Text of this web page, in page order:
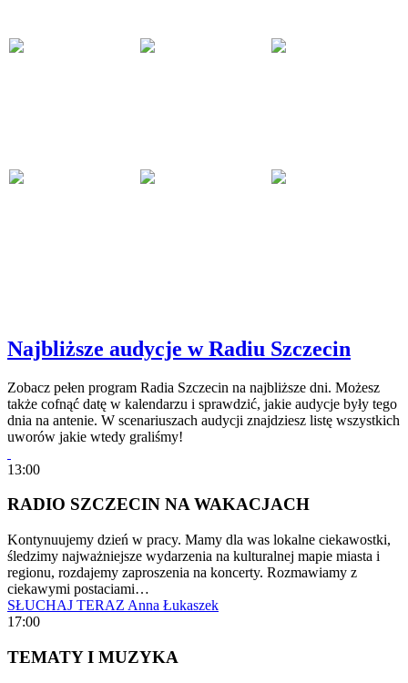
Najbliższe audycje w Radiu Szczecin
Zobacz pełen program Radia Szczecin na najbliższe dni. Możesz
także cofnąć datę w kalendarzu i sprawdzić, jakie audycje były tego
dnia na antenie. W scenariuszach audycji znajdziesz listę wszystkich
uworów jakie wtedy graliśmy!
13:00
RADIO SZCZECIN NA WAKACJACH
Kontynuujemy dzień w pracy. Mamy dla was lokalne ciekawostki,
śledzimy najważniejsze wydarzenia na kulturalnej mapie miasta i
regionu, rozdajemy zaproszenia na koncerty. Rozmawiamy z
ciekawymi postaciami…
SŁUCHAJ TERAZ Anna Łukaszek
17:00
TEMATY I MUZYKA